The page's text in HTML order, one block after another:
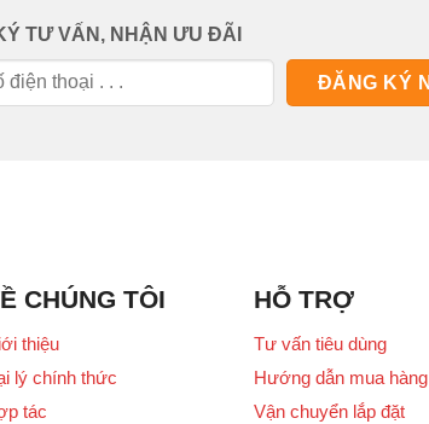
TƯ VẤN, NHẬN ƯU ĐÃI
CHÚNG TÔI
thiệu
lý chính thức
tác
HỖ TRỢ
Tư vấn tiêu dùng
Hướng dẫn mua hàng
Vận chuyển lắp đặt